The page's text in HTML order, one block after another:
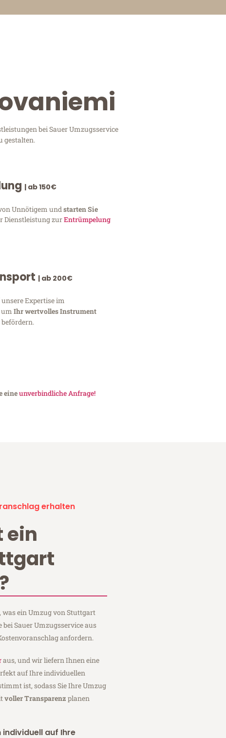
bei Sauer Umzugsservice
gestalten.
| ab 150€
Unnötigem und starten Sie
Dienstleistung zurEntrümpelung
| ab 200€
Expertise im
um Ihr wertvolles Instrument
eineunverbindliche Anfrage!
erhalten
ein
ein Umzug von Stuttgart
Sauer Umzugsservice aus
anfordern.
aus, und wir liefern Ihnen eine
auf Ihre individuellen
ist, sodass Sie Ihre Umzug
voller Transparenz planen
individuell auf Ihre